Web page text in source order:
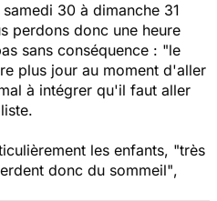
30 à dimanche 31
perdons donc une heure
sans conséquence : "le
plus jour au moment d'aller
à intégrer qu'il faut aller
les enfants, "très
donc du sommeil",